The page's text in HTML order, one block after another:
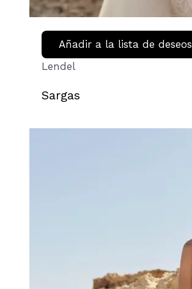
Añadir a la lista de deseos
Lendel
Sargas